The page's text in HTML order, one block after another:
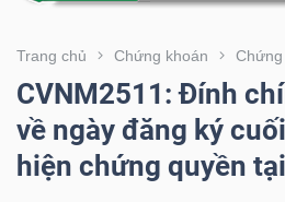
Trang chủ Chứng khoán
CVNM2511: Đính
về ngày đăng ký
hiện chứng quyền
VIETSTOCK
CHỨNG
KHOÁN